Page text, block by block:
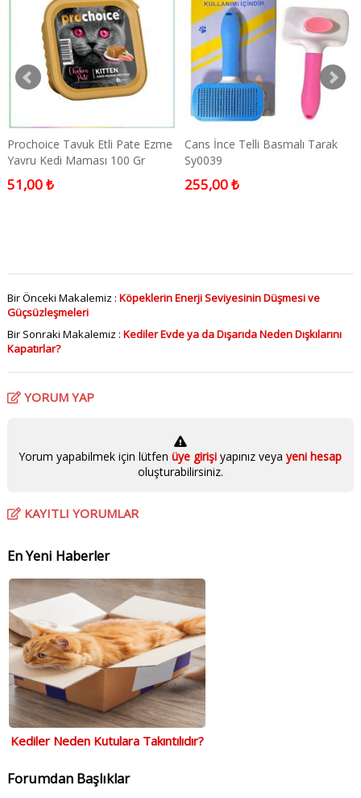
Prochoice Tavuk Etli Pate Ezme
Yavru Kedi Maması 100 Gr
51,00 ₺
Cans İnce Telli Basmalı Tarak
Sy0039
255,00 ₺
Bir Önceki Makalemiz : Köpeklerin Enerji Seviyesinin Düşmesi ve
Güçsüzleşmeleri
Bir Sonraki Makalemiz : Kediler Evde ya da Dışarıda Neden Dışkılarını
Kapatırlar?
YORUM YAP
Yorum yapabilmek için lütfenüye girişiyapınız veya yeni hesap
oluşturabilirsiniz.
KAYITLI YORUMLAR
En Yeni Haberler
Kediler Neden Kutulara Takıntılıdır?
Forumdan Başlıklar